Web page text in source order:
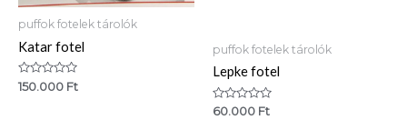
puffok fotelek tárolók
Katar fotel
Értékelés:
0
150.000 Ft
puffok fotelek tárolók
Lepke fotel
Értékelés:
60.000 Ft